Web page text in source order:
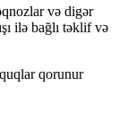
və digər
ilə bağlı təklif və
qorunur